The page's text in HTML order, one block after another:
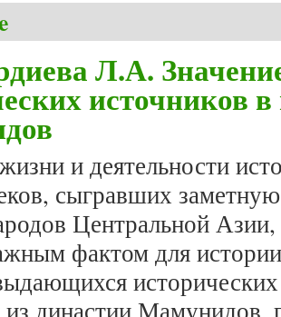
Л.А.
источников
и деятельности
сыгравших
Центральной
фактом для
исторических